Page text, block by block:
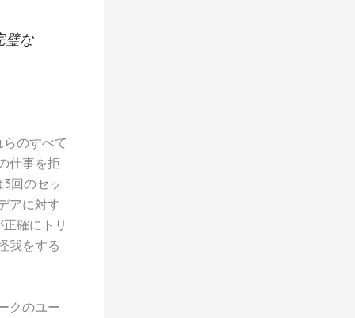
璧な
のすべて
仕事を拒
回のセッ
アに対す
確にトリ
我をする
クのユー